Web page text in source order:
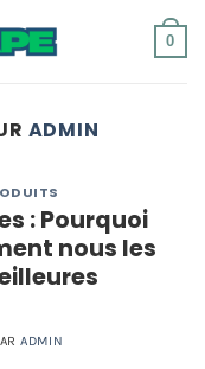
0
ADMIN
: Pourquoi
nous les
ADMIN